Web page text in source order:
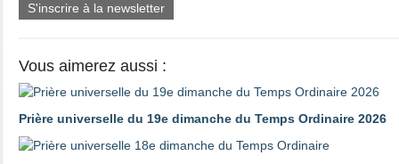
S'inscrire à la newsletter
Vous aimerez aussi :
Prière universelle du 19e dimanche du Temps Ordinaire 2026